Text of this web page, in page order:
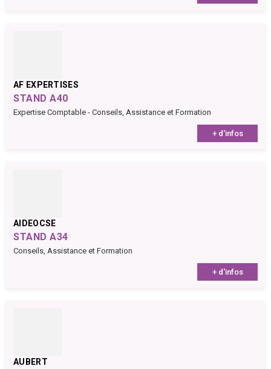
AF EXPERTISES
STAND A40
Expertise Comptable - Conseils, Assistance et Formation
+ d'infos
AIDEOCSE
STAND A34
Conseils, Assistance et Formation
+ d'infos
AUBERT